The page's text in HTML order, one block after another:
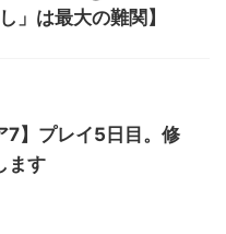
」は最大の難関】
7】プレイ5日目。修
ます